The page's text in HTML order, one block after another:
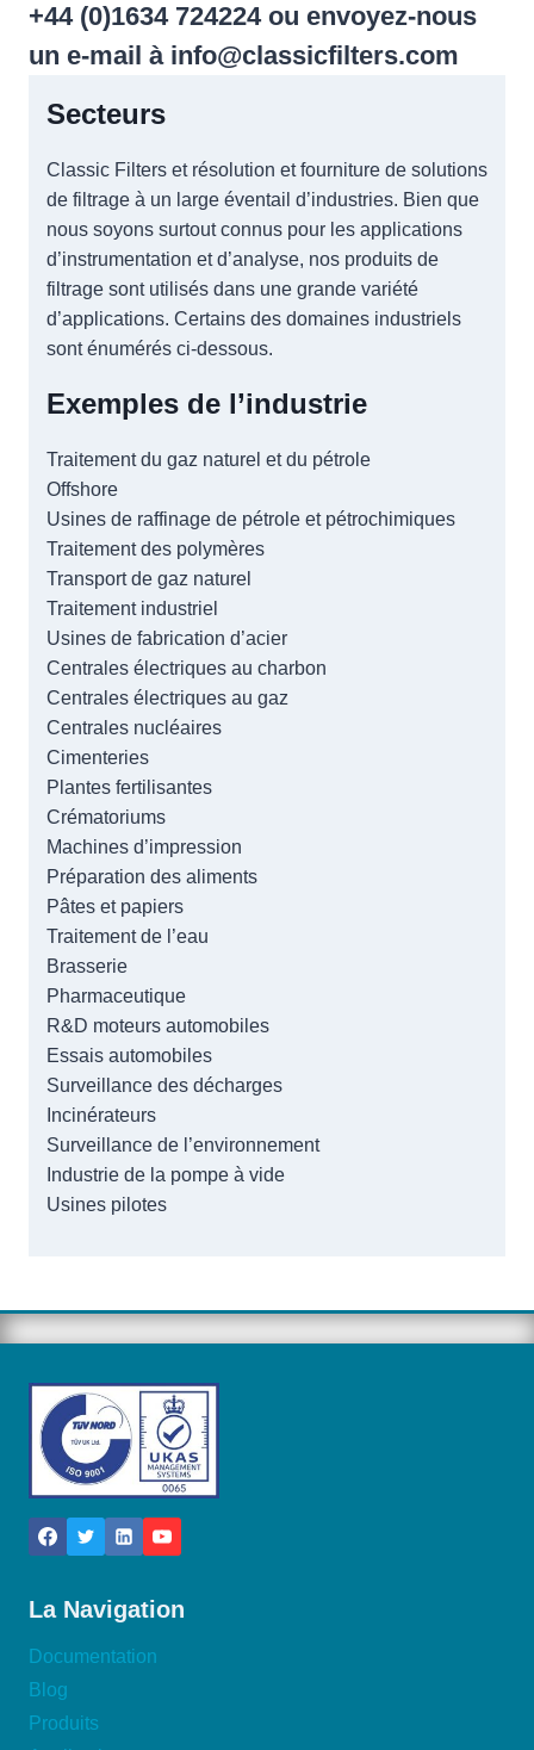
+44 (0)1634 724224 ou envoyez-nous
un e-mail à info@classicfilters.com
Secteurs
Classic Filters et résolution et fourniture de solutions
de filtrage à un large éventail d’industries. Bien que
nous soyons surtout connus pour les applications
d’instrumentation et d’analyse, nos produits de
filtrage sont utilisés dans une grande variété
d’applications. Certains des domaines industriels
sont énumérés ci-dessous.
Exemples de l’industrie
Traitement du gaz naturel et du pétrole
Offshore
Usines de raffinage de pétrole et pétrochimiques
Traitement des polymères
Transport de gaz naturel
Traitement industriel
Usines de fabrication d’acier
Centrales électriques au charbon
Centrales électriques au gaz
Centrales nucléaires
Cimenteries
Plantes fertilisantes
Crématoriums
Machines d’impression
Préparation des aliments
Pâtes et papiers
Traitement de l’eau
Brasserie
Pharmaceutique
R&D moteurs automobiles
Essais automobiles
Surveillance des décharges
Incinérateurs
Surveillance de l’environnement
Industrie de la pompe à vide
Usines pilotes
La Navigation
Documentation
Blog
Produits